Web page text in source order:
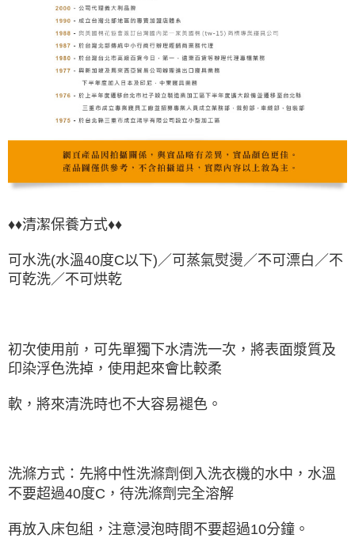
♦♦清潔保養方式♦♦
可水洗(水溫40度C以下)／可蒸氣熨燙／不可漂白／不
可乾洗／不可烘乾
初次使用前，可先單獨下水清洗一次，將表面漿質及
印染浮色洗掉，使用起來會比較柔
軟，將來清洗時也不大容易褪色。
洗滌方式：先將中性洗滌劑倒入洗衣機的水中，水溫
不要超過40度C，待洗滌劑完全溶解
再放入床包組，注意浸泡時間不要超過10分鐘。